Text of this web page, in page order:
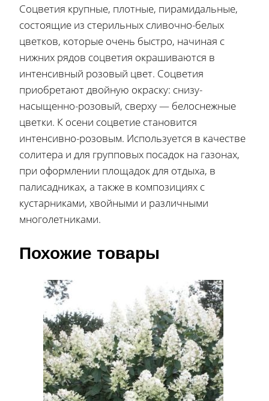
Соцветия крупные, плотные, пирамидальные,
состоящие из стерильных сливочно-белых
цветков, которые очень быстро, начиная с
нижних рядов соцветия окрашиваются в
интенсивный розовый цвет. Соцветия
приобретают двойную окраску: снизу-
насыщенно-розовый, сверху — белоснежные
цветки. К осени соцветие становится
интенсивно-розовым. Используется в качестве
солитера и для групповых посадок на газонах,
при оформлении площадок для отдыха, в
палисадниках, а также в композициях с
кустарниками, хвойными и различными
многолетниками.
Похожие товары